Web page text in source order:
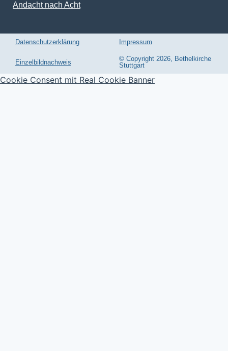
Andacht nach Acht
Datenschutzerklärung Impressum
Einzelbildnachweis
© Copyright 2026, Bethelkirche
Stuttgart
Cookie Consent mit Real Cookie Banner